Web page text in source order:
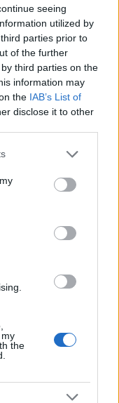
seeing
utilized by
parties prior to
of the further
third parties on the
information may
the IAB’s List of
disclose it to other
or more Google
You may click to
party tags to
in below Google
the
nazionali?
mese
nella